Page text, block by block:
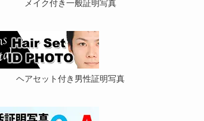
メイク付き一般証明写真
ヘアセット付き男性証明写真